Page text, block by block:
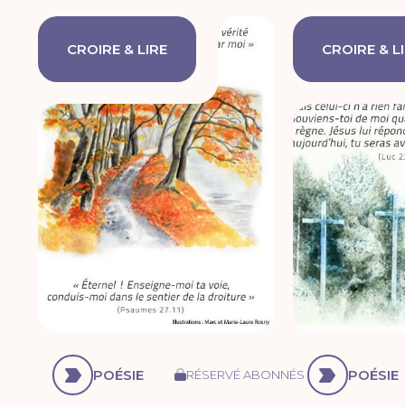
CROIRE & LIRE
POÉSIE RÉSERVÉ ABONNÉS
CROIRE &
POÉSIE